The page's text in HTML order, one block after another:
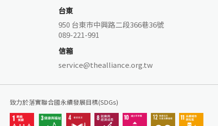
台東
950 台東市中興路二段366巷36號
089-221-991
信箱
service@thealliance.org.tw
致力於落實聯合國永續發展目標(SDGs)